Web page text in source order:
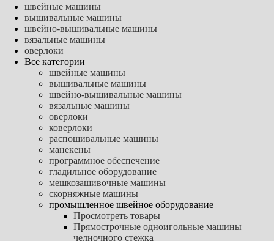
швейные машины
вышивальные машины
швейно-вышивальные машины
вязальные машины
оверлоки
Все категории
швейные машины
вышивальные машины
швейно-вышивальные машины
вязальные машины
оверлоки
коверлоки
распошивальные машины
манекены
программное обеспечение
гладильное оборудование
мешкозашивочные машины
скорняжные машины
промышленное швейное оборудование
Просмотреть товары
Прямострочные одноигольные машины
челночного стежка